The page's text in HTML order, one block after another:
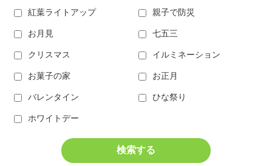
紅葉ライトアップ 親子で防災
お月見 七五三
クリスマス イルミネーション
お菓子の家 お正月
バレンタイン ひな祭り
ホワイトデー